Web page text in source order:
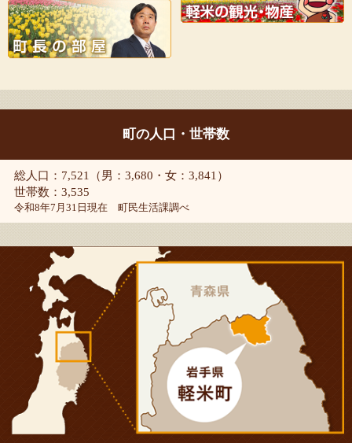
町の人口・世帯数
総人口：7,521（男：3,680・女：3,841）
世帯数：3,535
令和8年7月31日現在 町民生活課調べ